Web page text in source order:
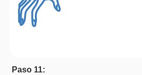
Paso 11: